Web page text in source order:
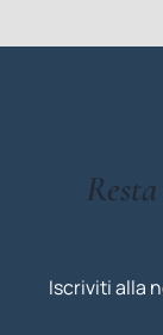
Iscriviti alla